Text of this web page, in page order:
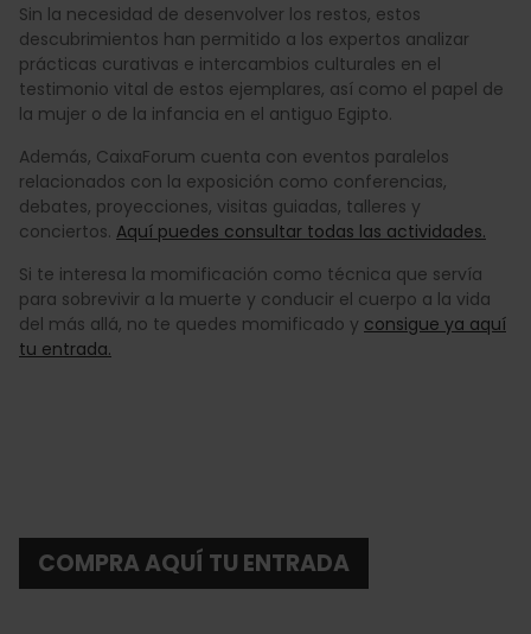
Sin la necesidad de desenvolver los restos, estos
descubrimientos han permitido a los expertos analizar
prácticas curativas e intercambios culturales en el
testimonio vital de estos ejemplares, así como el papel de
la mujer o de la infancia en el antiguo Egipto.
Además, CaixaForum cuenta con eventos paralelos
relacionados con la exposición como conferencias,
debates, proyecciones, visitas guiadas, talleres y
conciertos. Aquí puedes consultar todas las actividades.
Si te interesa la momificación como técnica que servía
para sobrevivir a la muerte y conducir el cuerpo a la vida
del más allá, no te quedes momificado y consigue ya aquí
tu entrada.
COMPRA AQUÍ TU ENTRADA